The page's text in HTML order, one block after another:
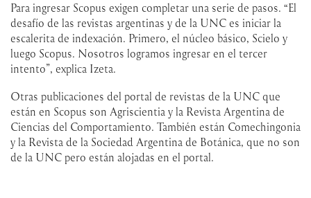
Para ingresar Scopus exigen completar una serie de pasos. “El
desafío de las revistas argentinas y de la UNC es iniciar la
escalerita de indexación. Primero, el núcleo básico, Scielo y
luego Scopus. Nosotros logramos ingresar en el tercer
intento”, explica Izeta.
Otras publicaciones del portal de revistas de la UNC que
están en Scopus son Agriscientia y la Revista Argentina de
Ciencias del Comportamiento. También están Comechingonia
y la Revista de la Sociedad Argentina de Botánica, que no son
de la UNC pero están alojadas en el portal.